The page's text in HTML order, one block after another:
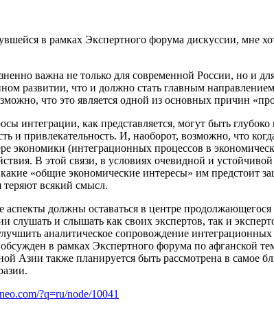
в рамках Экспертного форума дискуссии, мне
важна не только для современной России, но и
развитии, что и должно стать главным
что это является одной из основных причин
интеграции, как представляется, могут быть
привлекательность. И, наоборот, возможно, что
экономики (интеграционных процессов в
В этой связи, в условиях очевидной и
«общие экономические интересы» им предстоит
всякий смысл.
аспекты должны оставаться в центре
слушать и слышать как своих экспертов, так и
аналитическое сопровождение
в рамках Экспертного форума по афганской
Азии также планируется быть рассмотрена в самое
?q=ru/node/10041